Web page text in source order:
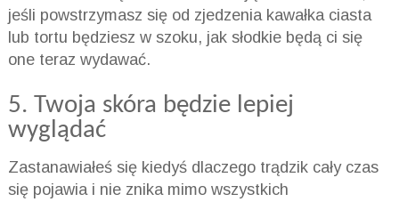
jeśli powstrzymasz się od zjedzenia kawałka ciasta
lub tortu będziesz w szoku, jak słodkie będą ci się
one teraz wydawać.
5. Twoja skóra będzie lepiej
wyglądać
Zastanawiałeś się kiedyś dlaczego trądzik cały czas
się pojawia i nie znika mimo wszystkich